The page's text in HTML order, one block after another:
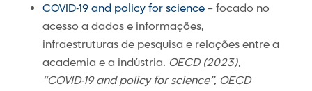
COVID-19 and policy for science– focado no
acesso a dados e informações,
infraestruturas de pesquisa e relações entre a
academia e a indústria. OECD (2023),
“COVID-19 and policy for science”, OECD